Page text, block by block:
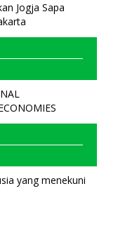
Jogja Sapa
yang menekuni